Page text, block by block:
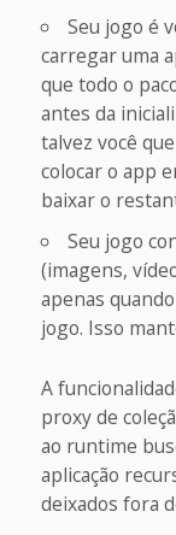
Seu jogo é
carregar uma
que todo o
antes da
talvez você
colocar o app
baixar o
Seu jogo
(imagens,
apenas
jogo. Isso
A
proxy de
ao runtime
aplicação
deixados fora